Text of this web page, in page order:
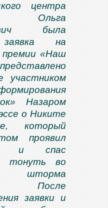
центра
Ольга
была
на
премии «Наш
участником
Назаром
о Никите
который
проявил
и спас
тонуть во
шторма
После
заявки и